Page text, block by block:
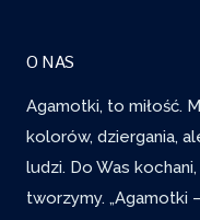
O NAS
Agamotki, to miłość.
kolorów, dziergania,
ludzi. Do Was
tworzymy. „Agamotki